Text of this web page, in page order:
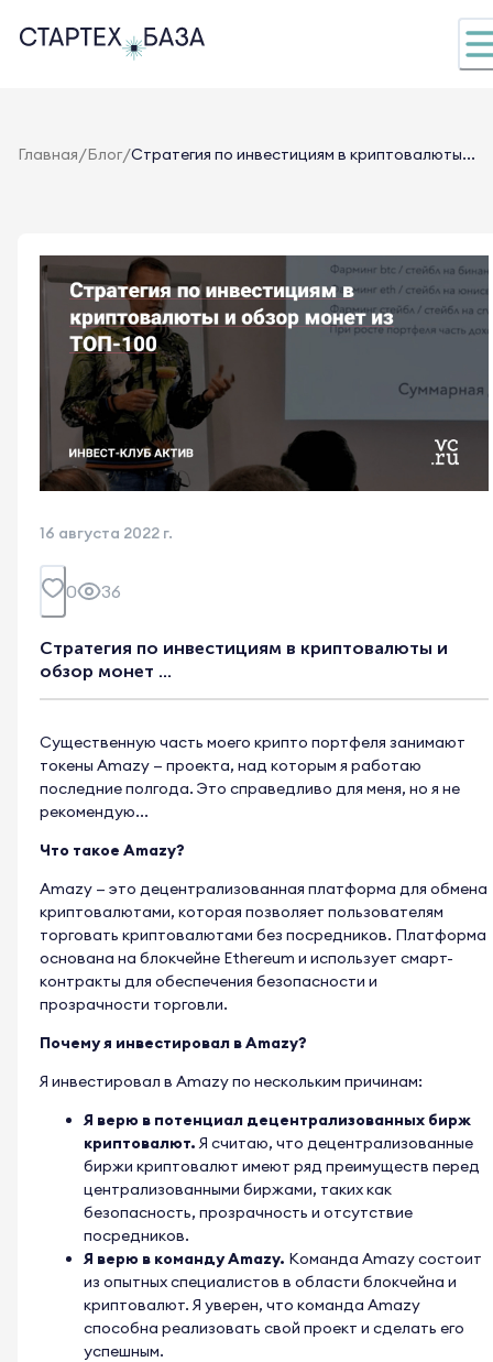
Главная/Блог/Стратегия по инвестициям в криптовалюты...
16 августа 2022 г.
0 36
Стратегия по инвестициям в криптовалюты и
обзор монет ...
Существенную часть моего крипто портфеля занимают
токены Amazy — проекта, над которым я работаю
последние полгода. Это справедливо для меня, но я не
рекомендую...
Что такое Amazy?
Amazy — это децентрализованная платформа для обмена
криптовалютами, которая позволяет пользователям
торговать криптовалютами без посредников. Платформа
основана на блокчейне Ethereum и использует смарт-
контракты для обеспечения безопасности и
прозрачности торговли.
Почему я инвестировал в Amazy?
Я инвестировал в Amazy по нескольким причинам:
Я верю в потенциал децентрализованных бирж
криптовалют.Я считаю, что децентрализованные
биржи криптовалют имеют ряд преимуществ перед
централизованными биржами, таких как
безопасность, прозрачность и отсутствие
посредников.
Я верю в команду Amazy. Команда Amazy состоит
из опытных специалистов в области блокчейна и
криптовалют. Я уверен, что команда Amazy
способна реализовать свой проект и сделать его
успешным.